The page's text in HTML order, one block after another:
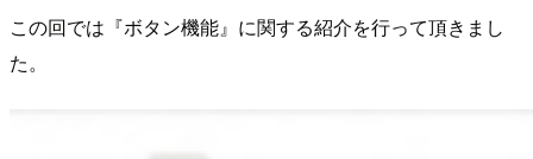
この回では『ボタン機能』に関する紹介を行って頂きまし
た。